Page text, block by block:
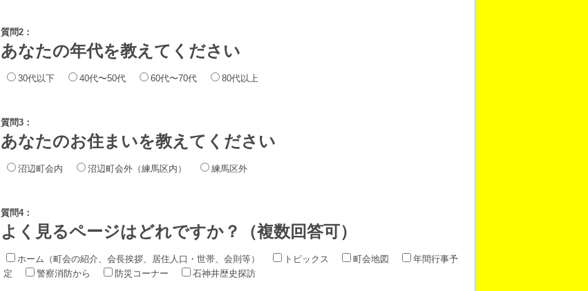
質問2：
あなたの年代を教えてください
30代以下 40代〜50代 60代〜70代 80代以上
質問3：
あなたのお住まいを教えてください
沼辺町会内 沼辺町会外（練馬区内） 練馬区外
質問4：
よく見るページはどれですか？（複数回答可）
ホーム（町会の紹介、会長挨拶、居住人口・世帯、会則等） トピックス 町会地図
年間行事予
定
警察消防から 防災コーナー 石神井歴史探訪